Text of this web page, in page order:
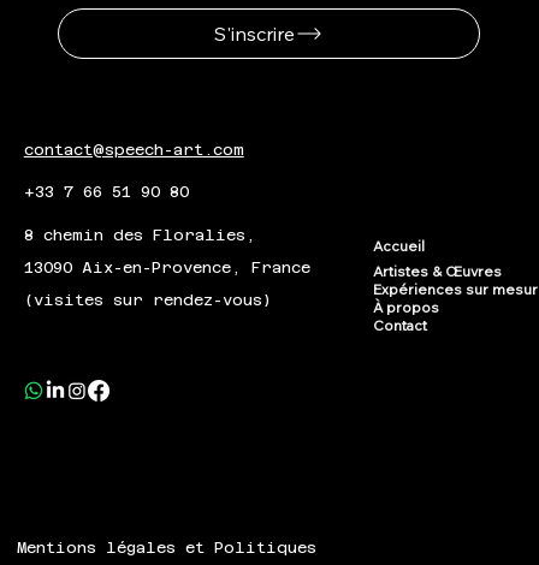
contact@speech-art.com
+33 7 66 51 90 80
8 chemin des Floralies,
13090 Aix-en-Provence, France
(visites sur rendez-vous)
Accueil
Artistes & Œuvres
Expériences sur
À propos
Contact
Mentions légales et Politiques
S'inscrire